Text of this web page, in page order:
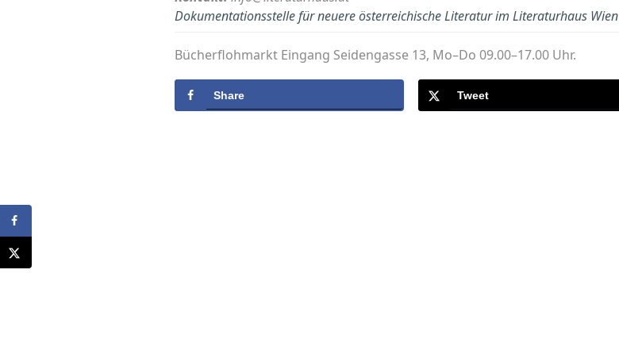
Dokumentationsstelle für neuere österreichische Literatur im Literaturhaus Wien
Bücherflohmarkt Eingang Seidengasse 13, Mo–Do 09.00–17.00 Uhr.
Share Tweet